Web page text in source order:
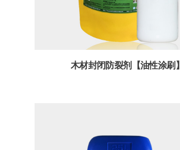
木材封闭防裂剂【油性涂刷】